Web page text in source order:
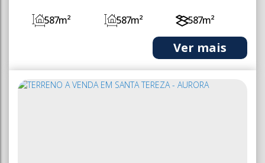
587m² 587m² 587m²